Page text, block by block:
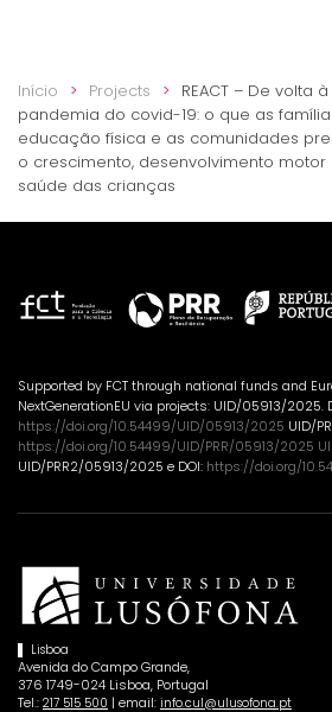
Início Projects
REACT – De volta
pandemia do covid-19: o que as
educação física e as comunidades
o crescimento, desenvolvimento
saúde das crianças
Supported by FCT through national funds and
NextGenerationEU via projects: UID/05913/2025.
https://doi.org/10.54499/UID/05913/2025 UID/
https://doi.org/10.54499/UID/PRR/05913/2025
UID/PRR2/05913/2025 e DOI: https://doi.org/
Lisboa
Avenida do Campo Grande,
376 1749-024 Lisboa, Portugal
Tel.: 217 515 500 | email: info.cul@ulusofona.pt